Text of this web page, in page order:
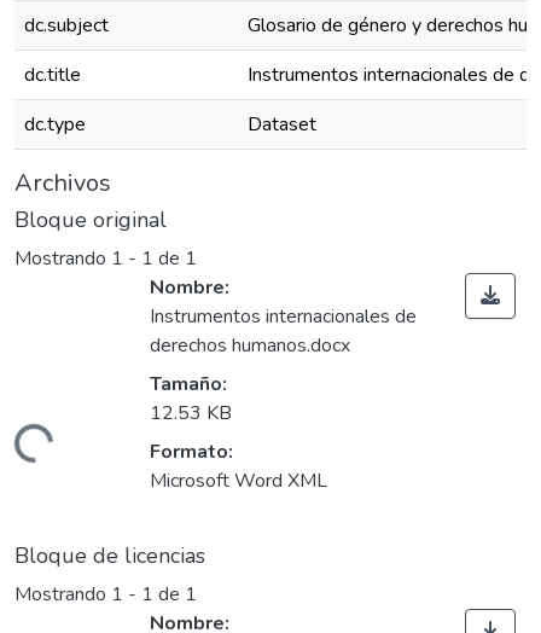
dc.subject
Glosario de género y derechos
dc.title
Instrumentos internacionales de
dc.type
Dataset
Archivos
Bloque original
Mostrando 1 - 1 de 1
Cargando...
Nombre:
Instrumentos internacionales de
derechos humanos.docx
Tamaño:
12.53 KB
Formato:
Microsoft Word XML
Bloque de licencias
Mostrando 1 - 1 de 1
Nombre: